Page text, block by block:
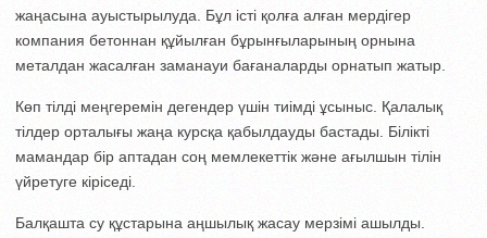
жаңасына ауыстырылуда. Бұл істі қолға алған мердігер
компания бетоннан құйылған бұрынғыларының орнына
металдан жасалған заманауи бағаналарды орнатып жатыр.
Көп тілді меңгеремін дегендер үшін тиімді ұсыныс. Қалалық
тілдер орталығы жаңа курсқа қабылдауды бастады. Білікті
мамандар бір аптадан соң мемлекеттік және ағылшын тілін
үйретуге кіріседі.
Балқашта су құстарына аңшылық жасау мерзімі ашылды.